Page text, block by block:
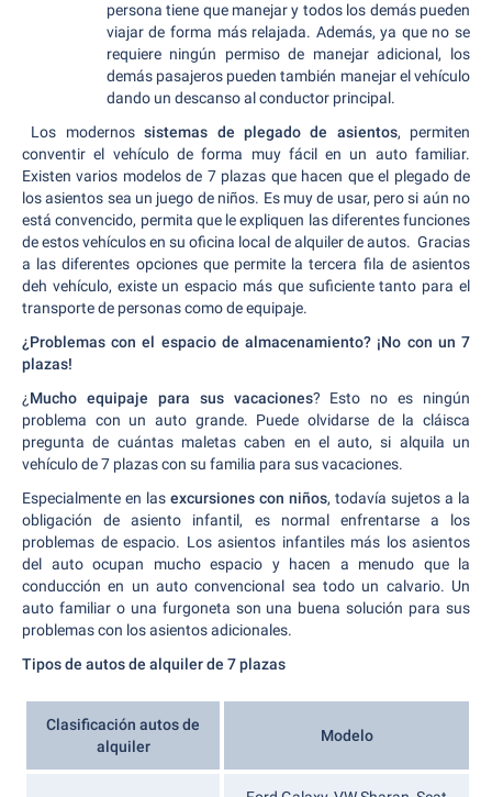
persona tiene que manejar y todos los demás pueden
viajar de forma más relajada. Además, ya que no se
requiere ningún permiso de manejar adicional, los
demás pasajeros pueden también manejar el vehículo
dando un descanso al conductor principal.
Los modernossistemas de plegado de asientos, permiten
conventir el vehículo de forma muy fácil en un auto familiar.
Existen varios modelos de 7 plazas que hacen que el plegado de
los asientos sea un juego de niños. Es muy de usar, pero si aún no
está convencido, permita que le expliquen las diferentes funciones
de estos vehículos en su oficina local de alquiler de autos. Gracias
a las diferentes opciones que permite la tercera fila de asientos
deh vehículo, existe un espacio más que suficiente tanto para el
transporte de personas como de equipaje.
¿Problemas con el espacio de almacenamiento? ¡No con un 7
plazas!
¿ Mucho equipaje para sus vacaciones? Esto no es ningún
problema con un auto grande. Puede olvidarse de la cláisca
pregunta de cuántas maletas caben en el auto, si alquila un
vehículo de 7 plazas con su familia para sus vacaciones.
Especialmente en las excursiones con niños, todavía sujetos a la
obligación de asiento infantil, es normal enfrentarse a los
problemas de espacio. Los asientos infantiles más los asientos
del auto ocupan mucho espacio y hacen a menudo que la
conducción en un auto convencional sea todo un calvario. Un
auto familiar o una furgoneta son una buena solución para sus
problemas con los asientos adicionales.
Tipos de autos de alquiler de 7 plazas
Clasificación autos de
alquiler
Modelo